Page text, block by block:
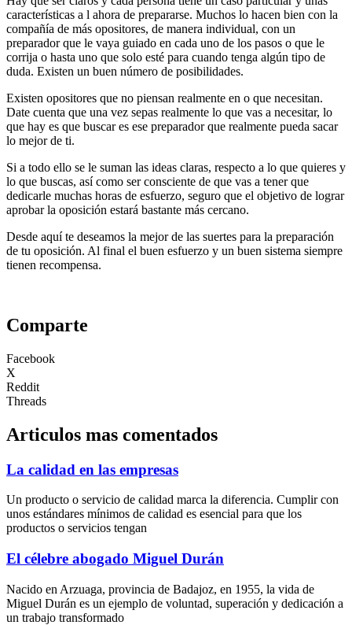
características a l ahora de prepararse. Muchos lo hacen bien con la
compañía de más opositores, de manera individual, con un
preparador que le vaya guiado en cada uno de los pasos o que le
corrija o hasta uno que solo esté para cuando tenga algún tipo de
duda. Existen un buen número de posibilidades.
Existen opositores que no piensan realmente en o que necesitan.
Date cuenta que una vez sepas realmente lo que vas a necesitar, lo
que hay es que buscar es ese preparador que realmente pueda sacar
lo mejor de ti.
Si a todo ello se le suman las ideas claras, respecto a lo que quieres y
lo que buscas, así como ser consciente de que vas a tener que
dedicarle muchas horas de esfuerzo, seguro que el objetivo de lograr
aprobar la oposición estará bastante más cercano.
Desde aquí te deseamos la mejor de las suertes para la preparación
de tu oposición. Al final el buen esfuerzo y un buen sistema siempre
tienen recompensa.
Comparte
Facebook
X
Reddit
Threads
Articulos mas comentados
La calidad en las empresas
Un producto o servicio de calidad marca la diferencia. Cumplir con
unos estándares mínimos de calidad es esencial para que los
productos o servicios tengan
El célebre abogado Miguel Durán
Nacido en Arzuaga, provincia de Badajoz, en 1955, la vida de
Miguel Durán es un ejemplo de voluntad, superación y dedicación a
un trabajo transformado